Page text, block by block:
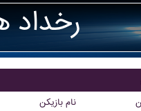
رخداد
نام بازیکن